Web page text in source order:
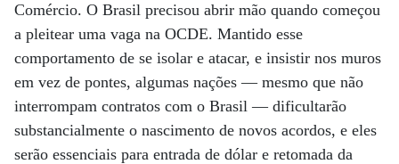
Comércio. O Brasil precisou abrir mão quando começou
a pleitear uma vaga na OCDE. Mantido esse
comportamento de se isolar e atacar, e insistir nos muros
em vez de pontes, algumas nações — mesmo que não
interrompam contratos com o Brasil — dificultarão
substancialmente o nascimento de novos acordos, e eles
serão essenciais para entrada de dólar e retomada da